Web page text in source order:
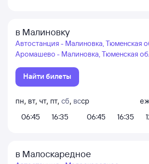
в Малиновку
Автостанция - Малиновка, Тюменская
Аромашево - Малиновка, Тюменская
Найти билеты
пн, вт, чт, пт, сб, вс
06:45
16:35
ср
06:45
16:35
в Малоскаредное